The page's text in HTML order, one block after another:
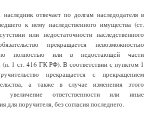
отвечает по долгам наследодателя в
к нему наследственного имущества (ст.
или недостаточности наследственного
прекращается невозможностью
полностью или в недостающей части
(п. 1 ст. 416 ГК РФ). В соответствии с пунктом 1
прекращается с прекращением
а также в случае изменения этого
увеличение ответственности или иные
для поручителя, без согласия последнего.